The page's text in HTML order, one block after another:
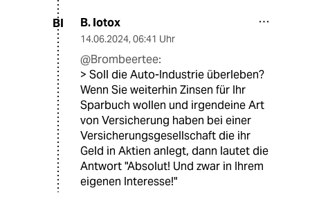
BI B. Iotox
14.06.2024, 06:41 Uhr
@Brombeertee:
> Soll die Auto-Industrie überleben?
Wenn Sie weiterhin Zinsen für Ihr
Sparbuch wollen und irgendeine Art
von Versicherung haben bei einer
Versicherungsgesellschaft die ihr
Geld in Aktien anlegt, dann lautet die
Antwort "Absolut! Und zwar in Ihrem
eigenen Interesse!"